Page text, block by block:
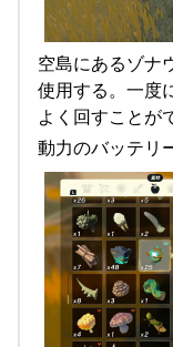
空島にあるゾナ
使用する。一度
よく回すことが
動力のバッテリ